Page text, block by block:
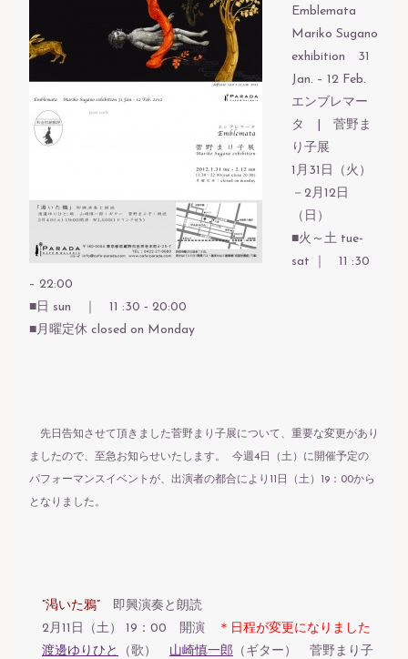
Emblemata
Mariko Sugano
exhibition 31
Jan. – 12 Feb.
エンブレマー
タ | 菅野ま
り子展
1月31日（火）
－2月12日
（日）
■火～土 tue-
sat ｜ 11 :30
– 22:00
■日 sun ｜ 11 :30 ‐ 20:00
■月曜定休 closed on Monday
先日告知させて頂きました菅野まり子展について、重要な変更があり
ましたので、至急お知らせいたします。 今週4日（土）に開催予定の
パフォーマンスイベントが、出演者の都合により11日（土）19：00から
となりました。
”渇いた鴉” 即興演奏と朗読
2月11日（土） 19：00 開演
＊日程が変更になりました
渡邊ゆりひと
（歌） 山崎慎一郎 （ギター） 菅野まり子